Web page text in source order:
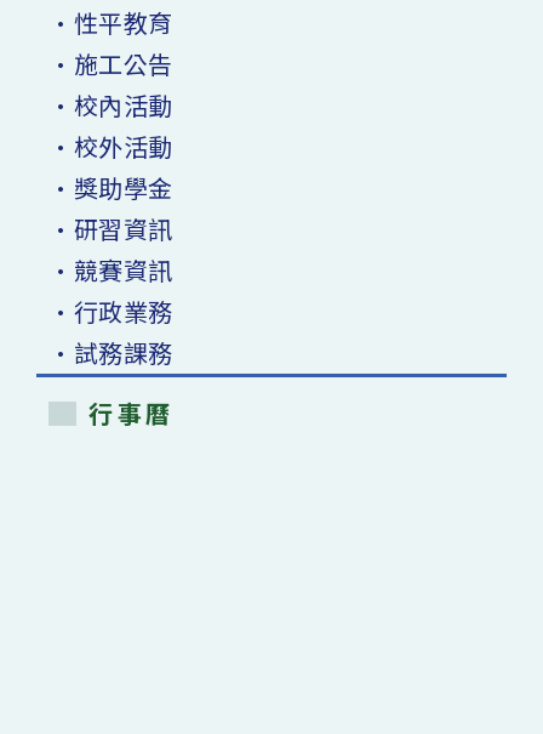
•性平教育
•施工公告
•校內活動
•校外活動
•獎助學金
•研習資訊
•競賽資訊
•行政業務
•試務課務
行事曆